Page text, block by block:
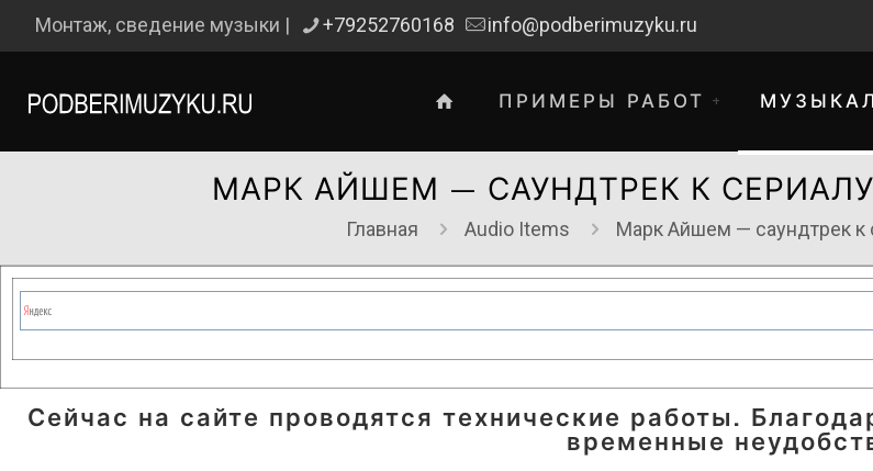
Монтаж, сведение музыки | +79252760168 info@podberimuzyku.ru
ПРИМЕРЫ РАБОТ
МАРК АЙШЕМ — САУНДТРЕК К
Главная Audio Items Марк Айшем — саундтрек к
Сейчас на сайте проводятся технические работы.
временные